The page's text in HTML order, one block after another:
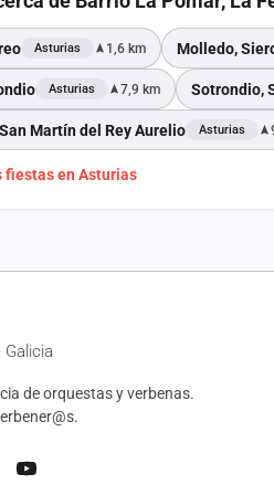
Asturias 1,6 km Molledo,
Asturias 7,9 km Sotrondio,
Martín del Rey Aurelio Asturias
fiestas en Asturias
Galicia
de orquestas y verbenas.